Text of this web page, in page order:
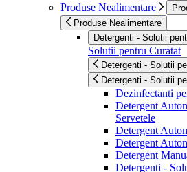
Produse Nealimentare
Produse Nealimentare
Detergenti - Solutii
Solutii pentru Curatat
Detergenti - Solutii
Detergenti - Solutii
Dezinfectanti
Detergent
Servetele
Detergent
Detergent
Detergent
Detergenti -